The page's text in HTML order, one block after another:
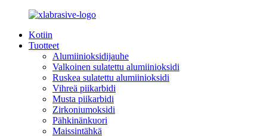
Kotiin
Tuotteet
Alumiinioksidijauhe
Valkoinen sulatettu alumiinioksidi
Ruskea sulatettu alumiinioksidi
Vihreä piikarbidi
Musta piikarbidi
Zirkoniumoksidi
Pähkinänkuori
Maissintähkä